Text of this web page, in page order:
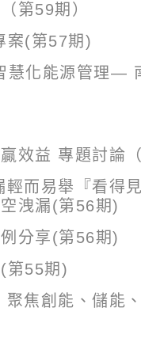
第59期）
案(第57期)
慧化能源管理—
效益 專題討論（
而易舉『看得
洩漏(第56期)
分享(第56期)
第55期)
焦創能、儲能